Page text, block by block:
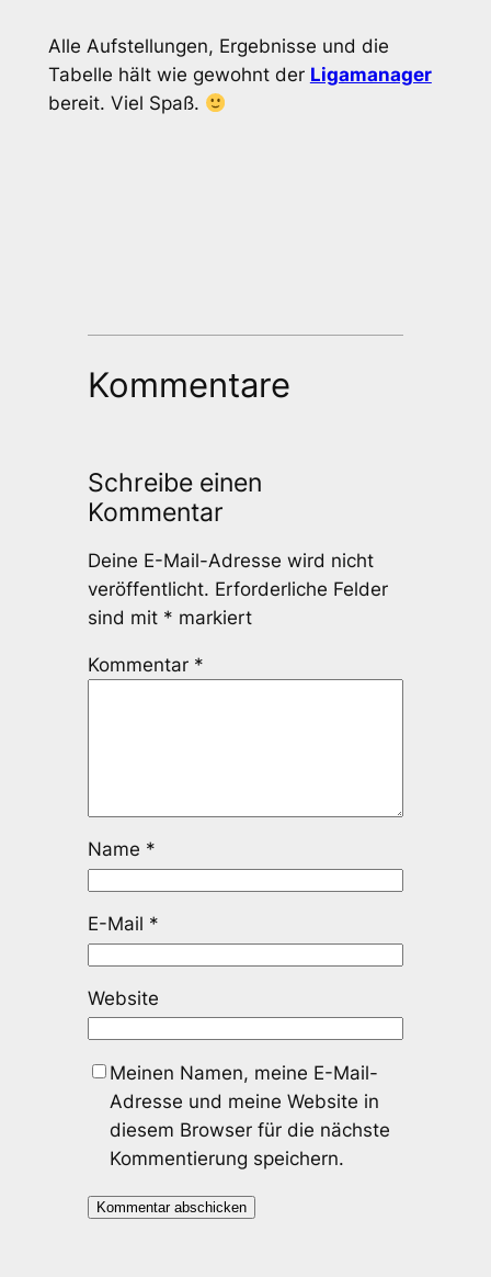
Alle Aufstellungen, Ergebnisse und die
Tabelle hält wie gewohnt der Ligamanager
bereit. Viel Spaß.
Kommentare
Schreibe einen
Kommentar
Deine E-Mail-Adresse wird nicht
veröffentlicht. Erforderliche Felder
sind mit * markiert
Kommentar *
Name *
E-Mail *
Website
Meinen Namen, meine E-Mail-
Adresse und meine Website in
diesem Browser für die nächste
Kommentierung speichern.